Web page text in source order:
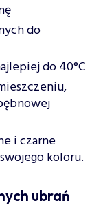
do
do 40°C
i czarne
koloru.
ubrań